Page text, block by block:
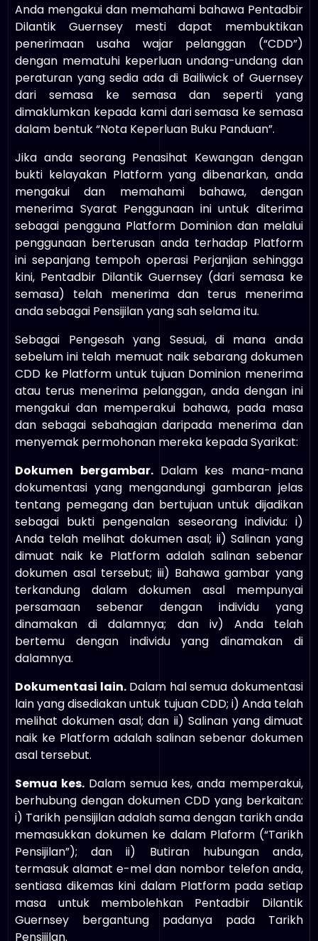
Anda mengakui dan memahami bahawa Pentadbir
Dilantik Guernsey mesti dapat membuktikan
penerimaan usaha wajar pelanggan (“CDD”)
dengan mematuhi keperluan undang-undang dan
peraturan yang sedia ada di Bailiwick of Guernsey
dari semasa ke semasa dan seperti yang
dimaklumkan kepada kami dari semasa ke semasa
dalam bentuk “Nota Keperluan Buku Panduan”.
Jika anda seorang Penasihat Kewangan dengan
bukti kelayakan Platform yang dibenarkan, anda
mengakui dan memahami bahawa, dengan
menerima Syarat Penggunaan ini untuk diterima
sebagai pengguna Platform Dominion dan melalui
penggunaan berterusan anda terhadap Platform
ini sepanjang tempoh operasi Perjanjian sehingga
kini, Pentadbir Dilantik Guernsey (dari semasa ke
semasa) telah menerima dan terus menerima
anda sebagai Pensijilan yang sah selama itu.
Sebagai Pengesah yang Sesuai, di mana anda
sebelum ini telah memuat naik sebarang dokumen
CDD ke Platform untuk tujuan Dominion menerima
atau terus menerima pelanggan, anda dengan ini
mengakui dan memperakui bahawa, pada masa
dan sebagai sebahagian daripada menerima dan
menyemak permohonan mereka kepada Syarikat:
Dokumen bergambar.Dalam kes mana-mana
dokumentasi yang mengandungi gambaran jelas
tentang pemegang dan bertujuan untuk dijadikan
sebagai bukti pengenalan seseorang individu: i)
Anda telah melihat dokumen asal; ii) Salinan yang
dimuat naik ke Platform adalah salinan sebenar
dokumen asal tersebut; iii) Bahawa gambar yang
terkandung dalam dokumen asal mempunyai
persamaan sebenar dengan individu yang
dinamakan di dalamnya; dan iv) Anda telah
bertemu dengan individu yang dinamakan di
dalamnya.
Dokumentasi lain.Dalam hal semua dokumentasi
lain yang disediakan untuk tujuan CDD; i) Anda telah
melihat dokumen asal; dan ii) Salinan yang dimuat
naik ke Platform adalah salinan sebenar dokumen
asal tersebut.
Semua kes.Dalam semua kes, anda memperakui,
berhubung dengan dokumen CDD yang berkaitan:
i) Tarikh pensijilan adalah sama dengan tarikh anda
memasukkan dokumen ke dalam Plaform (“Tarikh
Pensijilan”); dan ii) Butiran hubungan anda,
termasuk alamat e-mel dan nombor telefon anda,
sentiasa dikemas kini dalam Platform pada setiap
masa untuk membolehkan Pentadbir Dilantik
Guernsey bergantung padanya pada Tarikh
Pensijilan.